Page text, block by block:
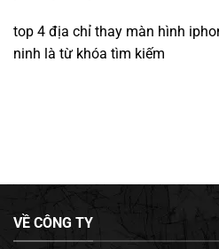
top 4 địa chỉ thay màn hình
ninh là từ khóa tìm kiếm
VỀ CÔNG TY